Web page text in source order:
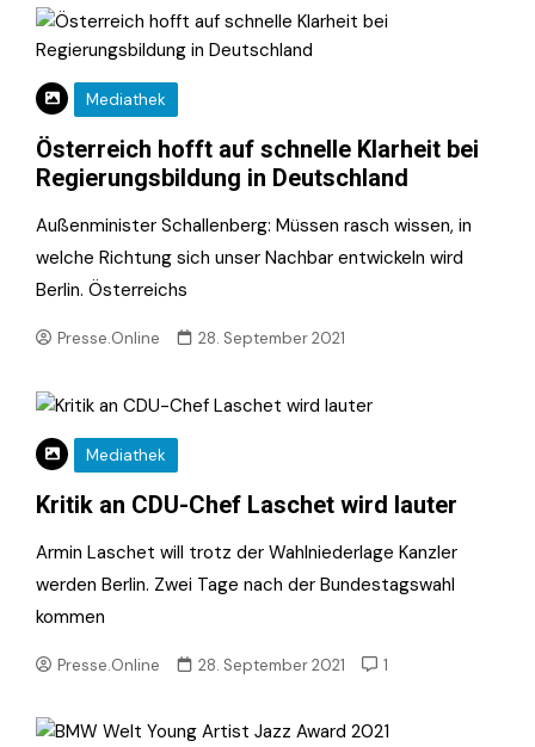
Mediathek
Österreich hofft auf schnelle Klarheit bei
Regierungsbildung in Deutschland
Außenminister Schallenberg: Müssen rasch wissen, in
welche Richtung sich unser Nachbar entwickeln wird
Berlin. Österreichs
Presse.Online 28. September 2021
Mediathek
Kritik an CDU-Chef Laschet wird lauter
Armin Laschet will trotz der Wahlniederlage Kanzler
werden Berlin. Zwei Tage nach der Bundestagswahl
kommen
Presse.Online 28. September 2021 1